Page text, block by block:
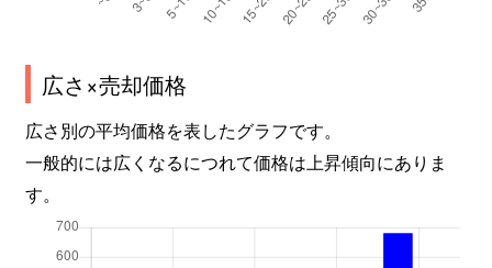
広さ×売却価格
広さ別の平均価格を表したグラフです。
一般的には広くなるにつれて価格は上昇傾向にありま
す。